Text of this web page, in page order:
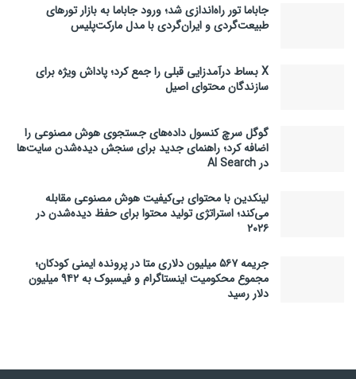
جاباما تور راه‌اندازی شد؛ ورود جاباما به بازار تورهای
طبیعت‌گردی و ایران‌گردی با مدل مارکت‌پلیس
X بساط درآمدزایی قبلی را جمع کرد؛ پاداش ویژه برای
سازندگان محتوای اصیل
گوگل سرچ کنسول داده‌های جستجوی هوش مصنوعی را
اضافه کرد؛ راهنمای جدید برای سنجش دیده‌شدن سایت‌ها
در AI Search
لینکدین با محتوای بی‌کیفیت هوش مصنوعی مقابله
می‌کند؛ استراتژی تولید محتوا برای حفظ دیده‌شدن در
۲۰۲۶
جریمه ۵۶۷ میلیون دلاری متا در پرونده ایمنی کودکان؛
مجموع محکومیت اینستاگرام و فیسبوک به ۹۴۲ میلیون
دلار رسید